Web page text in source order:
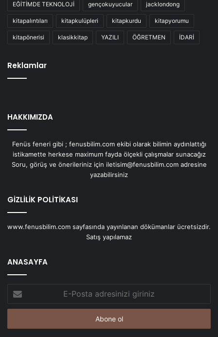
EĞİTİMDE TEKNOLOJİ gençokuyucular jacklondong
kitapalıntıları kitapkulüpleri kitapkurdu kitapyorumu
kitapönerisi klasikkitap YAZILI ÖĞRETMEN İDARİ
Reklamlar
HAKKIMIZDA
Fenüs feneri gibi ; fenusbilim.com ekibi olarak bilimin aydınlattığı
istikamette herkese maximum fayda ölçekli çalışmalar sunacağız
Soru, görüş ve önerileriniz için iletisim@fenusbilim.com adresine
yazabilirsiniz
GİZLİLİK POLİTİKASI
www.fenusbilim.com sayfasında yayınlanan dökümanlar ücretsizdir.
Satış yapılamaz
ANASAYFA
Posta
adresinizi